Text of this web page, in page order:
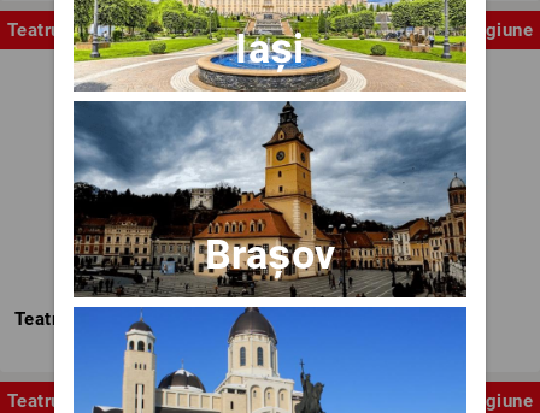
Teatru Stagiune
Teatrul Nottara
Teatru Stagiune
Iași
Brașov